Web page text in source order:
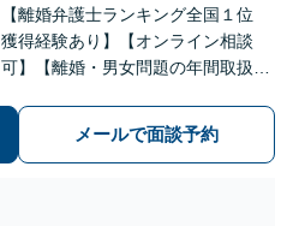
【離婚弁護士ランキング全国１位
獲得経験あり】【オンライン相談
可】【離婚・男女問題の年間取扱件
き寝入りしたくないという方は是非
ご相談ください。
メールで面談予約